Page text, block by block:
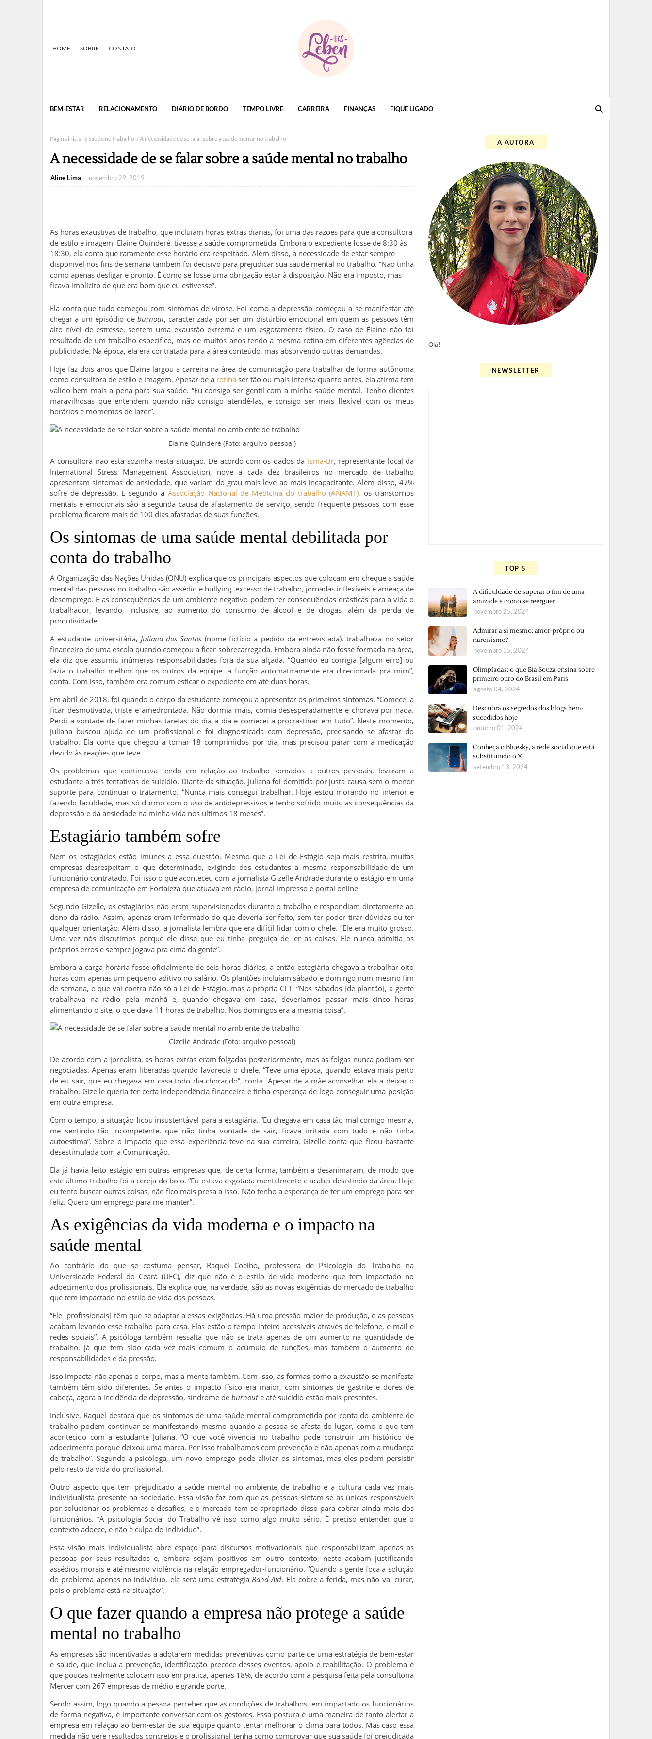
HOME SOBRE CONTATO
BEM-ESTAR RELACIONAMENTO DIÁRIO DE BORDO TEMPO LIVRE CARREIRA FINANÇAS FIQUE LIGADO
Página inicial Saúde no trabalho A necessidade de se falar sobre a saúde mental no trabalho
A necessidade de se falar sobre a saúde mental no trabalho
Aline Lima novembro 29, 2019
As horas exaustivas de trabalho, que incluíam horas extras diárias, foi uma das razões para que a consultora
de estilo e imagem, Elaine Quinderé, tivesse a saúde comprometida. Embora o expediente fosse de 8:30 às
18:30, ela conta que raramente esse horário era respeitado. Além disso, a necessidade de estar sempre
disponível nos fins de semana também foi decisivo para prejudicar sua saúde mental no trabalho. “Não tinha
como apenas desligar e pronto. É como se fosse uma obrigação estar à disposição. Não era imposto, mas
ficava implícito de que era bom que eu estivesse”.
Ela conta que tudo começou com sintomas de virose. Foi como a depressão começou a se manifestar até
chegar a um episódio de burnout, caracterizada por ser um distúrbio emocional em quem as pessoas têm
alto nível de estresse, sentem uma exaustão extrema e um esgotamento físico. O caso de Elaine não foi
resultado de um trabalho específico, mas de muitos anos tendo a mesma rotina em diferentes agências de
publicidade. Na época, ela era contratada para a área conteúdo, mas absorvendo outras demandas.
Hoje faz dois anos que Elaine largou a carreira na área de comunicação para trabalhar de forma autônoma
como consultora de estilo e imagem. Apesar de a rotina ser tão ou mais intensa quanto antes, ela afirma tem
valido bem mais a pena para sua saúde. “Eu consigo ser gentil com a minha saúde mental. Tenho clientes
maravilhosas que entendem quando não consigo atendê-las, e consigo ser mais flexível com os meus
horários e momentos de lazer”.
Elaine Quinderé (Foto: arquivo pessoal)
A consultora não está sozinha nesta situação. De acordo com os dados da Isma-Br, representante local da
International Stress Management Association, nove a cada dez brasileiros no mercado de trabalho
apresentam sintomas de ansiedade, que variam do grau mais leve ao mais incapacitante. Além disso, 47%
sofre de depressão. E segundo a Associação Nacional de Medicina do trabalho (ANAMT), os transtornos
mentais e emocionais são a segunda causa de afastamento de serviço, sendo frequente pessoas com esse
problema ficarem mais de 100 dias afastadas de suas funções.
Os sintomas de uma saúde mental debilitada por
conta do trabalho
A Organização das Nações Unidas (ONU) explica que os principais aspectos que colocam em cheque a saúde
mental das pessoas no trabalho são assédio e bullying, excesso de trabalho, jornadas inflexíveis e ameaça de
desemprego. E as consequências de um ambiente negativo podem ter consequências drásticas para a vida o
trabalhador, levando, inclusive, ao aumento do consumo de álcool e de drogas, além da perda de
produtividade.
A estudante universitária, Juliana dos Santos (nome fictício a pedido da entrevistada), trabalhava no setor
financeiro de uma escola quando começou a ficar sobrecarregada. Embora ainda não fosse formada na área,
ela diz que assumiu inúmeras responsabilidades fora da sua alçada. “Quando eu corrigia [algum erro] ou
fazia o trabalho melhor que os outros da equipe, a função automaticamente era direcionada pra mim”,
conta. Com isso, também era comum esticar o expediente em até duas horas.
Em abril de 2018, foi quando o corpo da estudante começou a apresentar os primeiros sintomas. “Comecei a
ficar desmotivada, triste e amedrontada. Não dormia mais, comia desesperadamente e chorava por nada.
Perdi a vontade de fazer minhas tarefas do dia a dia e comecei a procrastinar em tudo”. Neste momento,
Juliana buscou ajuda de um profissional e foi diagnosticada com depressão, precisando se afastar do
trabalho. Ela conta que chegou a tomar 18 comprimidos por dia, mas precisou parar com a medicação
devido às reações que teve.
Os problemas que continuava tendo em relação ao trabalho somados a outros pessoais, levaram a
estudante a três tentativas de suicídio. Diante da situação, Juliana foi demitida por justa causa sem o menor
suporte para continuar o tratamento. “Nunca mais consegui trabalhar. Hoje estou morando no interior e
fazendo faculdade, mas só durmo com o uso de antidepressivos e tenho sofrido muito as consequências da
depressão e da ansiedade na minha vida nos últimos 18 meses”.
Estagiário também sofre
Nem os estagiários estão imunes a essa questão. Mesmo que a Lei de Estágio seja mais restrita, muitas
empresas desrespeitam o que determinado, exigindo dos estudantes a mesma responsabilidade de um
funcionário contratado. Foi isso o que aconteceu com a jornalista Gizelle Andrade durante o estágio em uma
empresa de comunicação em Fortaleza que atuava em rádio, jornal impresso e portal online.
Segundo Gizelle, os estagiários não eram supervisionados durante o trabalho e respondiam diretamente ao
dono da rádio. Assim, apenas eram informado do que deveria ser feito, sem ter poder tirar dúvidas ou ter
qualquer orientação. Além disso, a jornalista lembra que era difícil lidar com o chefe. “Ele era muito grosso.
Uma vez nós discutimos porque ele disse que eu tinha preguiça de ler as coisas. Ele nunca admitia os
próprios erros e sempre jogava pra cima da gente”.
Embora a carga horária fosse oficialmente de seis horas diárias, a então estagiária chegava a trabalhar oito
horas com apenas um pequeno aditivo no salário. Os plantões incluíam sábado e domingo num mesmo fim
de semana, o que vai contra não só a Lei de Estágio, mas a própria CLT. “Nos sábados [de plantão], a gente
trabalhava na rádio pela manhã e, quando chegava em casa, deveríamos passar mais cinco horas
alimentando o site, o que dava 11 horas de trabalho. Nos domingos era a mesma coisa”.
Gizelle Andrade (Foto: arquivo pessoal)
De acordo com a jornalista, as horas extras eram folgadas posteriormente, mas as folgas nunca podiam ser
negociadas. Apenas eram liberadas quando favorecia o chefe. “Teve uma época, quando estava mais perto
de eu sair, que eu chegava em casa todo dia chorando”, conta. Apesar de a mãe aconselhar ela a deixar o
trabalho, Gizelle queria ter certa independência financeira e tinha esperança de logo conseguir uma posição
em outra empresa.
Com o tempo, a situação ficou insustentável para a estagiária. “Eu chegava em casa tão mal comigo mesma,
me sentindo tão incompetente, que não tinha vontade de sair, ficava irritada com tudo e não tinha
autoestima”. Sobre o impacto que essa experiência teve na sua carreira, Gizelle conta que ficou bastante
desestimulada com a Comunicação.
Ela já havia feito estágio em outras empresas que, de certa forma, também a desanimaram, de modo que
este último trabalho foi a cereja do bolo. “Eu estava esgotada mentalmente e acabei desistindo da área. Hoje
eu tento buscar outras coisas, não fico mais presa a isso. Não tenho a esperança de ter um emprego para ser
feliz. Quero um emprego para me manter”.
As exigências da vida moderna e o impacto na
saúde mental
Ao contrário do que se costuma pensar, Raquel Coelho, professora de Psicologia do Trabalho na
Universidade Federal do Ceará (UFC), diz que não é o estilo de vida moderno que tem impactado no
adoecimento dos profissionais. Ela explica que, na verdade, são as novas exigências do mercado de trabalho
que tem impactado no estilo de vida das pessoas.
“Ele [profissionais] têm que se adaptar a essas exigências. Há uma pressão maior de produção, e as pessoas
acabam levando esse trabalho para casa. Elas estão o tempo inteiro acessíveis através de telefone, e-mail e
redes sociais”. A psicóloga também ressalta que não se trata apenas de um aumento na quantidade de
trabalho, já que tem sido cada vez mais comum o acúmulo de funções, mas também o aumento de
responsabilidades e da pressão.
Isso impacta não apenas o corpo, mas a mente também. Com isso, as formas como a exaustão se manifesta
também têm sido diferentes. Se antes o impacto físico era maior, com sintomas de gastrite e dores de
cabeça, agora a incidência de depressão, síndrome de burnoute até suicídio estão mais presentes.
Inclusive, Raquel destaca que os sintomas de uma saúde mental comprometida por conta do ambiente de
trabalho podem continuar se manifestando mesmo quando a pessoa se afasta do lugar, como o que tem
acontecido com a estudante Juliana. “O que você vivencia no trabalho pode construir um histórico de
adoecimento porque deixou uma marca. Por isso trabalhamos com prevenção e não apenas com a mudança
de trabalho”. Segundo a psicóloga, um novo emprego pode aliviar os sintomas, mas eles podem persistir
pelo resto da vida do profissional.
Outro aspecto que tem prejudicado a saúde mental no ambiente de trabalho é a cultura cada vez mais
individualista presente na sociedade. Essa visão faz com que as pessoas sintam-se as únicas responsáveis
por solucionar os problemas e desafios, e o mercado tem se apropriado disso para cobrar ainda mais dos
funcionários. “A psicologia Social do Trabalho vê isso como algo muito sério. É preciso entender que o
contexto adoece, e não é culpa do indivíduo”.
Essa visão mais individualista abre espaço para discursos motivacionais que responsabilizam apenas as
pessoas por seus resultados e, embora sejam positivos em outro contexto, neste acabam justificando
assédios morais e até mesmo violência na relação empregador-funcionário. “Quando a gente foca a solução
do problema apenas no indivíduo, ela será uma estratégiaBand-Aid. Ela cobre a ferida, mas não vai curar,
pois o problema está na situação”.
O que fazer quando a empresa não protege a saúde
mental no trabalho
As empresas são incentivadas a adotarem medidas preventivas como parte de uma estratégia de bem-estar
e saúde, que inclua a prevenção, identificação precoce desses eventos, apoio e reabilitação. O problema é
que poucas realmente colocam isso em prática, apenas 18%, de acordo com a pesquisa feita pela consultoria
Mercer com 267 empresas de médio e grande porte.
Sendo assim, logo quando a pessoa perceber que as condições de trabalhos tem impactado os funcionários
de forma negativa, é importante conversar com os gestores. Essa postura é uma maneira de tanto alertar a
empresa em relação ao bem-estar de sua equipe quanto tentar melhorar o clima para todos. Mas caso essa
medida não gere resultados concretos e o profissional tenha como comprovar que sua saúde foi prejudicada
A AUTORA
Olá!
NEWSLETTER
TOP 5
A dificuldade de superar o fim de uma
amizade e como se reerguer
novembro 25, 2024
Admirar a si mesmo: amor-próprio ou
narcisismo?
novembro 15, 2024
Olimpíadas: o que Bia Souza ensina sobre
primeiro ouro do Brasil em Paris
agosto 04, 2024
Descubra os segredos dos blogs bem-
sucedidos hoje
outubro 01, 2024
Conheça o Bluesky, a rede social que está
substituindo o X
setembro 13, 2024